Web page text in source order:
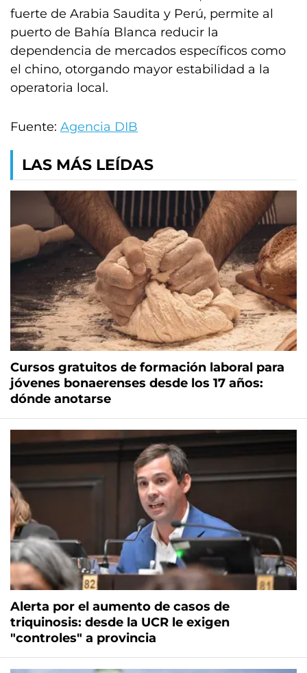
fuerte de Arabia Saudita y Perú, permite al
puerto de Bahía Blanca reducir la
dependencia de mercados específicos como
el chino, otorgando mayor estabilidad a la
operatoria local.
Fuente: Agencia DIB
LAS MÁS LEÍDAS
Cursos gratuitos de formación laboral para
jóvenes bonaerenses desde los 17 años:
dónde anotarse
Alerta por el aumento de casos de
triquinosis: desde la UCR le exigen
"controles" a provincia